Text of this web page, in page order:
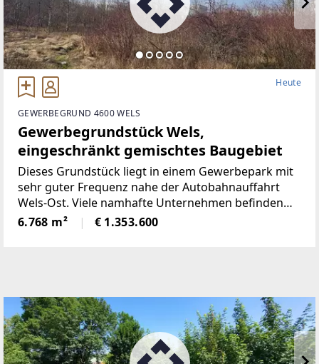
Heute
GEWERBEGRUND 4600 WELS
Gewerbegrundstück Wels,
eingeschränkt gemischtes Baugebiet
Dieses Grundstück liegt in einem Gewerbepark mit
sehr guter Frequenz nahe der Autobahnauffahrt
Wels-Ost. Viele namhafte Unternehmen befinden
sich in direkter Nachbarschaft.Die Fläche ist als
"MB" - eingeschränkt gemischtes Baugebiet -
6.768 m² € 1.353.600